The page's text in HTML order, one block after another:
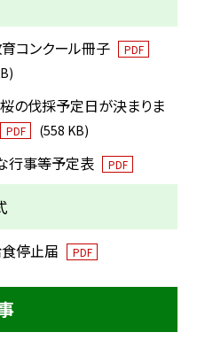
コンクール冊子 PDF
の伐採予定日が決まりま
PDF (558 KB)
行事等予定表 PDF
停止届 PDF